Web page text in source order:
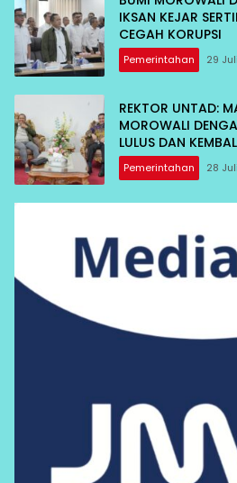
IKSAN KEJAR
CEGAH KORUPSI
Pemerintahan 29
REKTOR UNTAD:
MOROWALI
LULUS DAN
Pemerintahan 28